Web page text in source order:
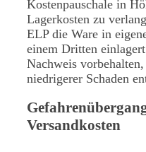
Kostenpauschale in
Lagerkosten zu
ELP die Ware in
einem Dritten
Nachweis
niedrigerer Schaden
Versandkosten